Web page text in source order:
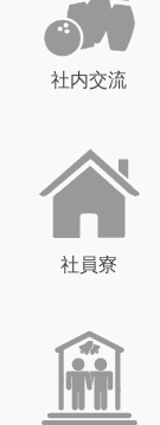
社内交流
社員寮